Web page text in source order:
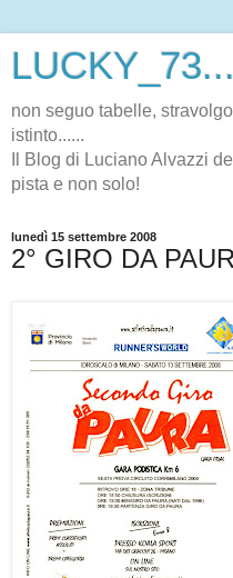
non seguo tabelle,
istinto......
Il Blog di Luciano Alvazzi
pista e non solo!
lunedì 15 settembre 2008
2° GIRO DA